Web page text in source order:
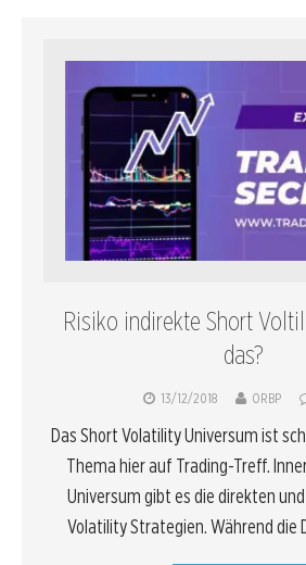
Risiko indirekte Short
das?
13/12/2018 ORBP
Das Short Volatility Universum ist
Thema hier auf Trading-Treff.
Universum gibt es die direkten
Volatility Strategien. Während die